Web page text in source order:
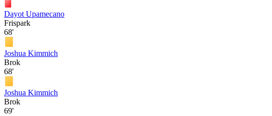
Dayot Upamecano
Frispark
68'
Joshua Kimmich
Brok
68'
Joshua Kimmich
Brok
69'